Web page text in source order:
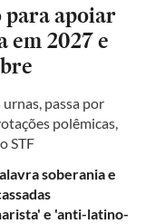
apoiar
em 2027 e
passa por
polêmicas,
STF
soberania e
e 'anti-latino-